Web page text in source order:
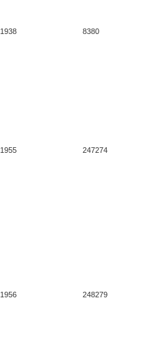
1938 8380
1955 247274
1956 248279